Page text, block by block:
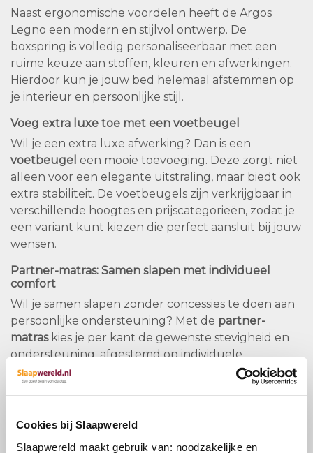
Cookies bij Slaapwereld
Slaapwereld maakt gebruik van: noodzakelijke en
Naast ergonomische voordelen heeft de Argos
Legno een modern en stijlvol ontwerp. De
boxspring is volledig personaliseerbaar met een
ruime keuze aan stoffen, kleuren en afwerkingen.
Hierdoor kun je jouw bed helemaal afstemmen op
je interieur en persoonlijke stijl.
Voeg extra luxe toe met een voetbeugel
Wil je een extra luxe afwerking? Dan is een
voetbeugel een mooie toevoeging. Deze zorgt niet
alleen voor een elegante uitstraling, maar biedt ook
extra stabiliteit. De voetbeugels zijn verkrijgbaar in
verschillende hoogtes en prijscategorieën, zodat je
een variant kunt kiezen die perfect aansluit bij jouw
wensen.
Partner-matras: Samen slapen met individueel
comfort
Wil je samen slapen zonder concessies te doen aan
persoonlijke ondersteuning? Met de partner-
matraskies je per kant de gewenste stevigheid en
ondersteuning, afgestemd op individuele
slaapbehoeften. Zo geniet je van optimaal comfort,
zonder in te leveren op design.
de bijbehorende prijzen: